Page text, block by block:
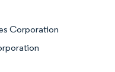
Corporation